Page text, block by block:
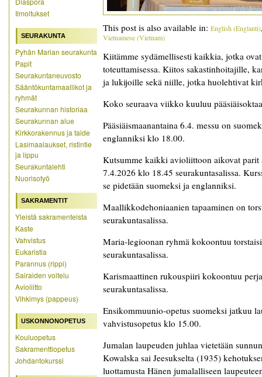
Ilmoitukset
SEURAKUNTA
Pyhän Marian seurakunta
Papit
Seurakuntaneuvosto
Sääntökuntamaallikot ja
ryhmät
Seurakunnan historiaa
Seurakunnan alue
Kirkkorakennus ja taide
Lasimaalaukset, ristintie
ja lippu
Seurakuntalehti
Nuorisotyö
SAKRAMENTIT
Yleistä sakramenteista
Kaste
Vahvistus
Eukaristia
Parannus (rippi)
Sairaiden voitelu
Avioliitto
Vihkimys (pappeus)
USKONNONOPETUS
Kouluopetus
Sakramenttiopetus
Johdantokurssi
This post is also available in: English (Englanti)
Vietnamese(Vietnam)
Kiitämme sydämellisesti kaikkia, jotka
toteuttamisessa. Kiitos sakastinhoitajille,
ja lukijoille sekä niille, jotka huolehtivat
Koko seuraava viikko kuuluu
Pääsiäismaanantaina 6.4. messu on
englanniksi klo 18.00.
Kutsumme kaikki avioliittoon aikovat
7.4.2026 klo 18.45 seurakuntasalissa.
se pidetään suomeksi ja englanniksi.
Maallikkodehoniaanien tapaaminen on
seurakuntasalissa.
Maria-legioonan ryhmä kokoontuu
seurakuntasalissa.
Karismaattinen rukouspiiri kokoontuu
seurakuntasalissa.
Ensikommuunio-opetus suomeksi jatkuu
vahvistusopetus klo 15.00.
Jumalan laupeuden juhlaa vietetään
Kowalska sai Jeesukselta (1935)
luottamusta Hänen jumalalliseen